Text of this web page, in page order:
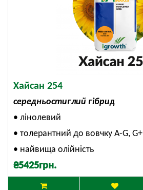
Хайсан 254
середньостиглий гібрид
• лінолевий
• толерантний до вовчку А-G, G+
• найвища олійність
₴5425грн.